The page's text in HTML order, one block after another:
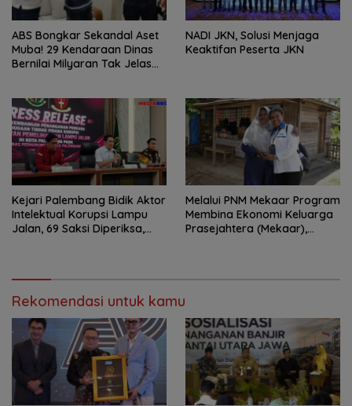
ABS Bongkar Sekandal Aset
Muba! 29 Kendaraan Dinas
Bernilai Milyaran Tak Jelas
NADI JKN, Solusi Menjaga
Keaktifan Peserta JKN
Kejari Palembang Bidik Aktor
Intelektual Korupsi Lampu
Jalan, 69 Saksi Diperiksa,
Melalui PNM Mekaar Program
Membina Ekonomi Keluarga
Prasejahtera (Mekaar),
Rekomendasi untuk kamu